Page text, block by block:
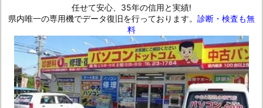
任せて安心、35年の信用と実績!
県内唯一の専用機でデータ復旧を行っております。 診断・検査も無
料